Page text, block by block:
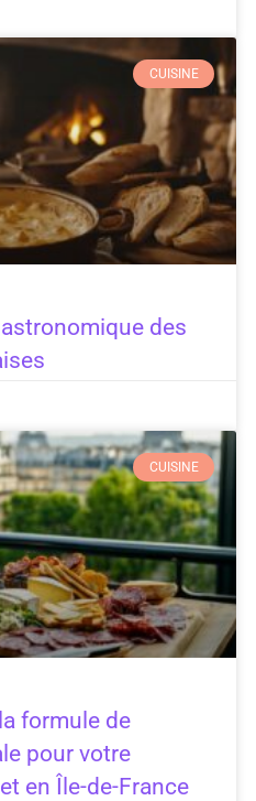
CUISINE
des
CUISINE
formule de
pour votre
en Île-de-France